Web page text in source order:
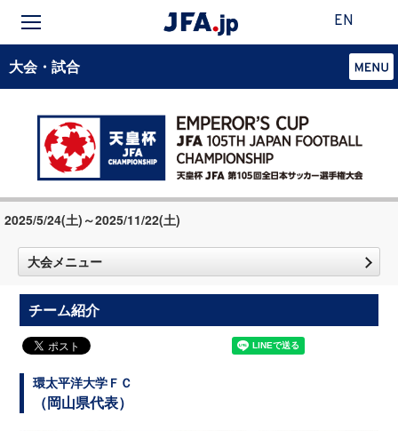
EN
大会・試合
2025/5/24(土)～2025/11/22(土)
大会メニュー
チーム紹介
環太平洋大学ＦＣ
（岡山県代表）